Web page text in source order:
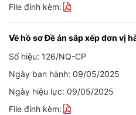
File đính kèm:
Về hồ sơ Đề án sắp xếp đơn vị
Số hiệu: 126/NQ-CP
Ngày ban hành: 09/05/2025
Ngày hiệu lực: 09/05/2025
File đính kèm: